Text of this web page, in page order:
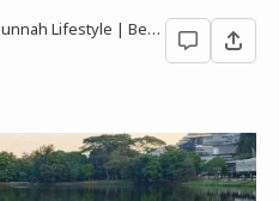
Ruang Umma | Blogger Sunnah Lifestyle | Berbagi Gaya Hidup Sesuai Quran Sunnah